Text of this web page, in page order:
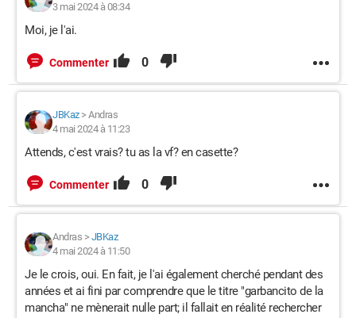
3 mai 2024 à 08:34
Moi, je l'ai.
Commenter 0
JBKaz> Andras
4 mai 2024 à 11:23
Attends, c'est vrais? tu as la vf? en casette?
Commenter 0
Andras > JBKaz
4 mai 2024 à 11:50
Je le crois, oui. En fait, je l'ai également cherché pendant des
années et ai fini par comprendre que le titre "garbancito de la
mancha" ne mènerait nulle part; il fallait en réalité rechercher